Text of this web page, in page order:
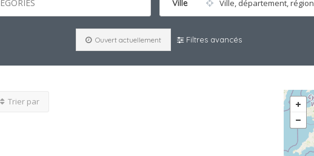
Ville Ville, département, région
Ouvert actuellement Filtres avancés
Trier par